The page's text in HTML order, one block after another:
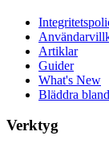
Artiklar
Guider
What's New
Bläddra
Verktyg